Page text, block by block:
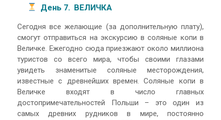
День 7. ВЕЛИЧКА
Сегодня все желающие (за дополнительную плату),
смогут отправиться на экскурсию в соляные копи в
Величке. Ежегодно сюда приезжают около миллиона
туристов со всего мира, чтобы своими глазами
увидеть знаменитые соляные месторождения,
известные с древнейших времен. Соляные копи в
Величке входят в число главных
достопримечательностей Польши – это один из
самых древних рудников в мире, постоянно